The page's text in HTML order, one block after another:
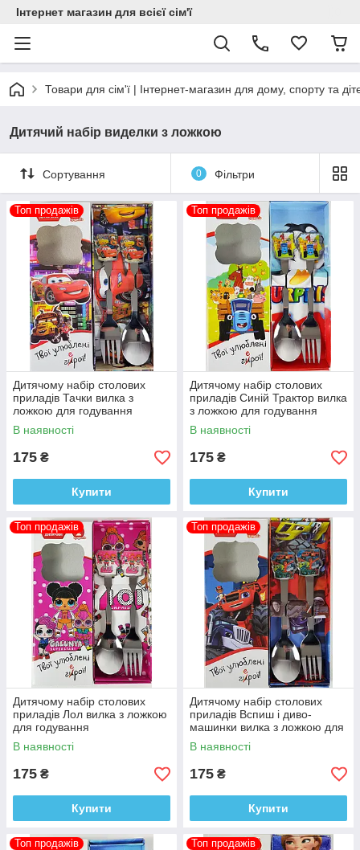
Інтернет магазин для всієї сім'ї
Товари для сім'ї | Інтернет-магазин для дому, спорту та
Дитячий набір виделки з ложкою
Сортування 0 Фільтри
Топ продажів
Дитячому набір столових
приладів Тачки вилка з
ложкою для годування
В наявності
175 ₴
Купити
Топ продажів
Дитячому набір столових
приладів Синій Трактор вилка
з ложкою для годування
В наявності
175 ₴
Купити
Топ продажів
Дитячому набір столових
приладів Лол вилка з ложкою
для годування
В наявності
175 ₴
Купити
Топ продажів
Дитячому набір столових
приладів Вспиш і диво-
машинки вилка з ложкою для
годування
В наявності
175 ₴
Купити
Топ продажів Топ продажів